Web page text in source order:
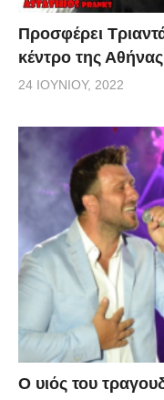
Προσφέρει
κέντρο της
24 ΙΟΥΝΊΟΥ, 2022
O υιός του